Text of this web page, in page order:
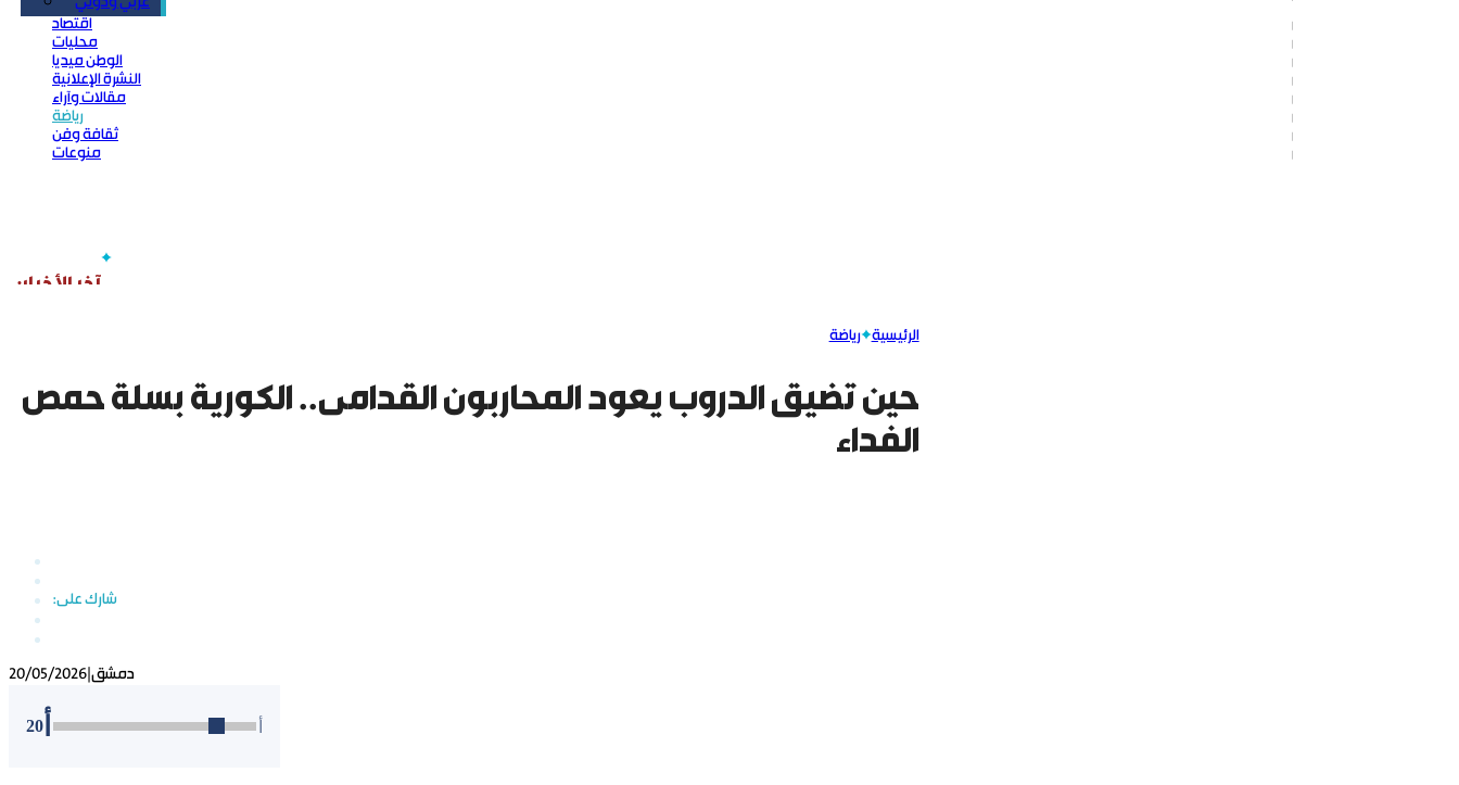
عربي ودولي
اقتصاد
محليات
الوطن ميديا
النشرة الإعلانية
مقالات وآراء
رياضة
ثقافة وفن
منوعات
الرئيسية رياضة
حين تضيق الدروب يعود المحاربون القدامى.. الكورية بسلة حمص
الفداء
20/05/2026 دمشق
20